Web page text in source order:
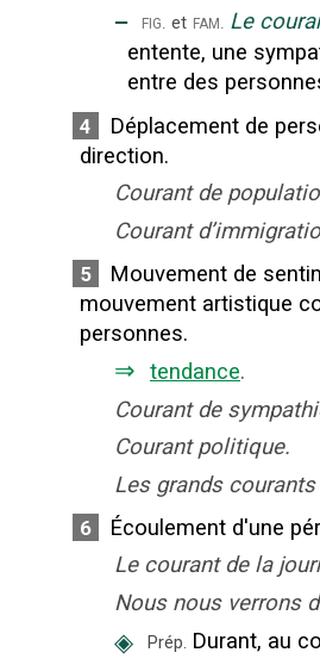
‒ fig. et fam. Le
entente, une
entre des
4
Déplacement de
direction.
Courant de
Courant
5
Mouvement de
mouvement artistique
personnes.
⇒ tendance.
Courant de
Courant politique.
Les grands courants
6
Écoulement d'une
Le courant de la
Nous nous verrons
◈ Prép. Durant, au